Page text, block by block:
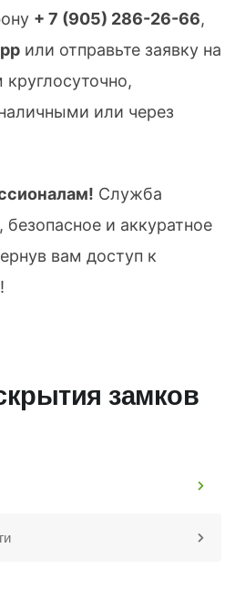
+ 7 (905) 286-26-66,
или отправьте заявку на
или через
Служба
и аккуратное
вам доступ к
замков